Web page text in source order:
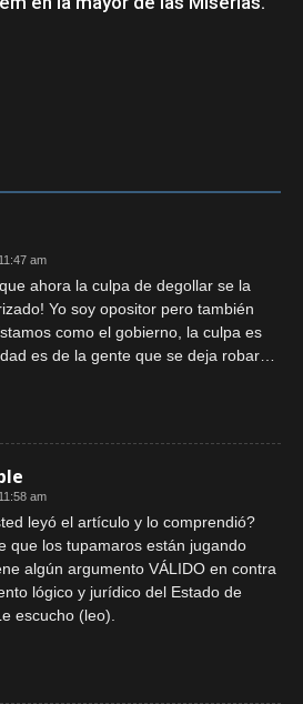
am
ahora la culpa de degollar se la
Yo soy opositor pero también
como el gobierno, la culpa es
es de la gente que se deja robar…
am
leyó el artículo y lo comprendió?
que los tupamaros están jugando
algún argumento VÁLIDO en contra
lógico y jurídico del Estado de
escucho (leo).